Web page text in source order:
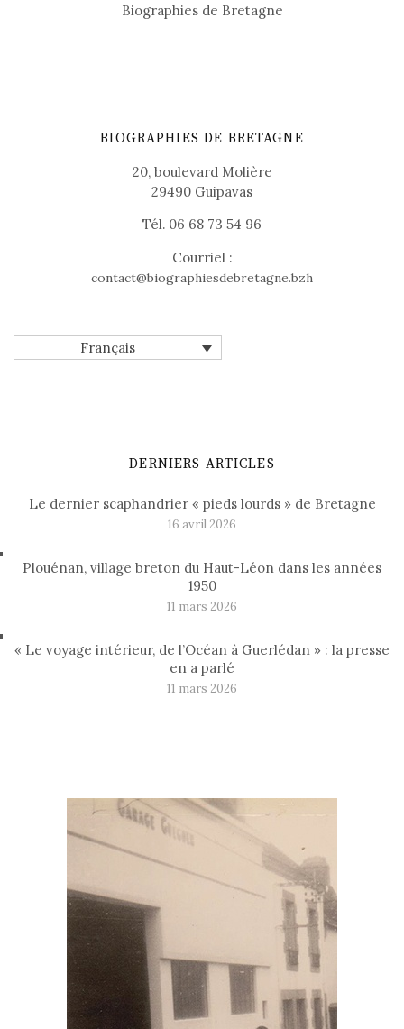
Biographies de Bretagne
BIOGRAPHIES DE BRETAGNE
20, boulevard Molière
29490 Guipavas
Tél. 06 68 73 54 96
Courriel :
contact@biographiesdebretagne.bzh
Français
DERNIERS ARTICLES
Le dernier scaphandrier « pieds lourds » de Bretagne
16 avril 2026
Plouénan, village breton du Haut-Léon dans les années
1950
11 mars 2026
« Le voyage intérieur, de l’Océan à Guerlédan » : la presse
en a parlé
11 mars 2026